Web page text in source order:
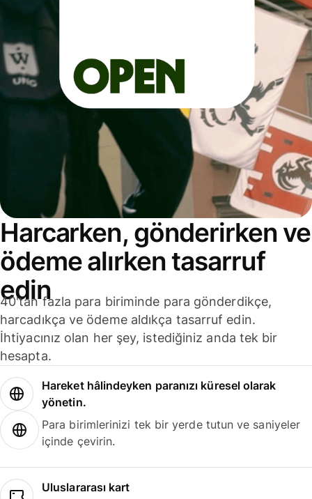
Harcarken, gönderirken ve
ödeme alırken tasarruf
edin
40'tan fazla para biriminde para gönderdikçe,
harcadıkça ve ödeme aldıkça tasarruf edin.
İhtiyacınız olan her şey, istediğiniz anda tek bir
hesapta.
Hareket hâlindeyken paranızı küresel olarak
yönetin.
Para birimlerinizi tek bir yerde tutun ve saniyeler
içinde çevirin.
Uluslararası kart